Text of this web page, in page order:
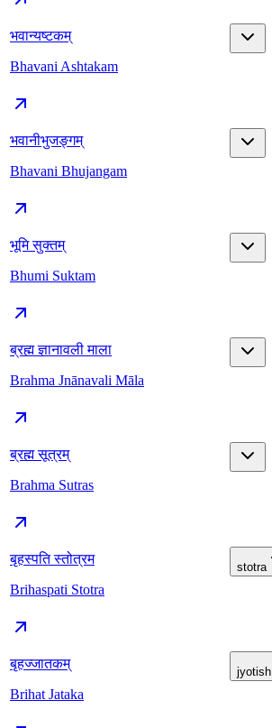
भवान्यष्टकम्
Bhavani Ashtakam
भवानीभुजङ्गम्
Bhavani Bhujangam
भूमि सुक्तम्
Bhumi Suktam
ब्रह्म ज्ञानावली माला
Brahma Jnānavali Māla
ब्रह्म सूत्रम्
Brahma Sutras
बृहस्पति स्तोत्रम
Brihaspati Stotra
stotra
बृहज्जातकम्
Brihat Jataka
jyotish